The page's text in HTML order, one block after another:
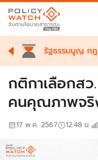
รัฐธรรมนูญ ก
กติกาเลือกส
คนคุณภาพจริ
17 พ.ค. 2567 12:48 น.